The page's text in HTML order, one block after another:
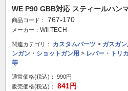
WE P90 GBB対応 スティールハン
商品コード： 767-170
メーカー： WII TECH
関連カテゴリ： カスタムパーツ > ガスガ
ンガン・ショットガン用 > レバー・トリ
等
通常価格(税込)：
990円
販売価格(税込)：
841円